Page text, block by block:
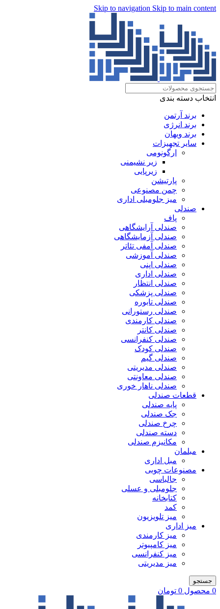
Skip to navigation Skip to main content
انتخاب دسته بندی
برند آرتمن
برند انرژی
برند ویهان
سایر تجهیزات
ارگونومی
زیر نشیمنی
زیرپایی
پارتیشن
چمن مصنوعی
میز جلومبلی اداری
صندلی
پاف
صندلی آرایشگاهی
صندلی آزمایشگاهی
صندلی آمفی تئاتر
صندلی آموزشی
صندلی اپنی
صندلی اداری
صندلی انتظار
صندلی پزشکی
صندلی تابوره
صندلی رستورانی
صندلی کارمندی
صندلی کانتر
صندلی کنفرانسی
صندلی کودک
صندلی گیم
صندلی مدیریتی
صندلی معاونتی
صندلی ناهار خوری
قطعات صندلی
پایه صندلی
جک صندلی
چرخ صندلی
دسته صندلی
مکانیزم صندلی
مبلمان
مبل اداری
مصنوعات چوبی
جالباسی
جلومبلی و عسلی
کتابخانه
کمد
میز تلویزیون
میز اداری
میز کارمندی
میز کامپیوتر
میز کنفرانسی
میز مدیریتی
جستجو
0 محصول 0 تومان